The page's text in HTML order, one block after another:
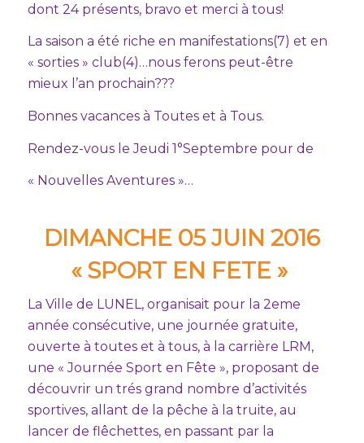
dont 24 présents, bravo et merci à tous!
La saison a été riche en manifestations(7) et en
« sorties » club(4)…nous ferons peut-être
mieux l’an prochain???
Bonnes vacances à Toutes et à Tous.
Rendez-vous le Jeudi 1°Septembre pour de
« Nouvelles Aventures »…
DIMANCHE 05 JUIN 2016
« SPORT EN FETE »
La Ville de LUNEL, organisait pour la 2eme
année consécutive, une journée gratuite,
ouverte à toutes et à tous, à la carrière LRM,
une « Journée Sport en Fête », proposant de
découvrir un trés grand nombre d’activités
sportives, allant de la pêche à la truite, au
lancer de flêchettes, en passant par la